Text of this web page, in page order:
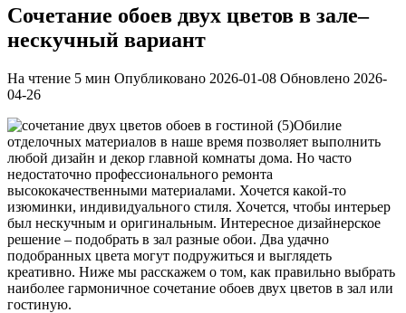
Сочетание обоев двух цветов в зале–
нескучный вариант
На чтение 5 мин Опубликовано 2026-01-08 Обновлено 2026-
04-26
Обилие
отделочных материалов в наше время позволяет выполнить
любой дизайн и декор главной комнаты дома. Но часто
недостаточно профессионального ремонта
высококачественными материалами. Хочется какой-то
изюминки, индивидуального стиля. Хочется, чтобы интерьер
был нескучным и оригинальным. Интересное дизайнерское
решение – подобрать в зал разные обои. Два удачно
подобранных цвета могут подружиться и выглядеть
креативно. Ниже мы расскажем о том, как правильно выбрать
наиболее гармоничное сочетание обоев двух цветов в зал или
гостиную.